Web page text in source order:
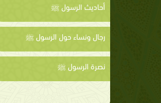
أحاديث الرسول ﷺ
رجال ونساء حول الرسول ﷺ
نصرة الرسول ﷺ